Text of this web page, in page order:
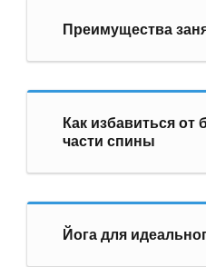
Преимущества
Как избавиться от
части спины
Йога для